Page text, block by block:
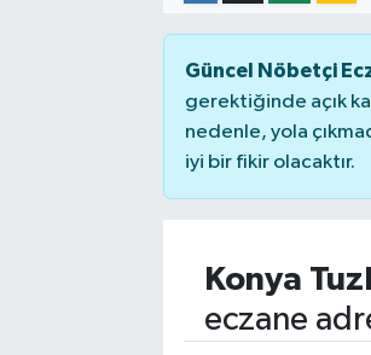
Güncel Nöbetçi
gerektiğinde açık
nedenle, yola
iyi bir fikir olacaktır.
Konya
eczane